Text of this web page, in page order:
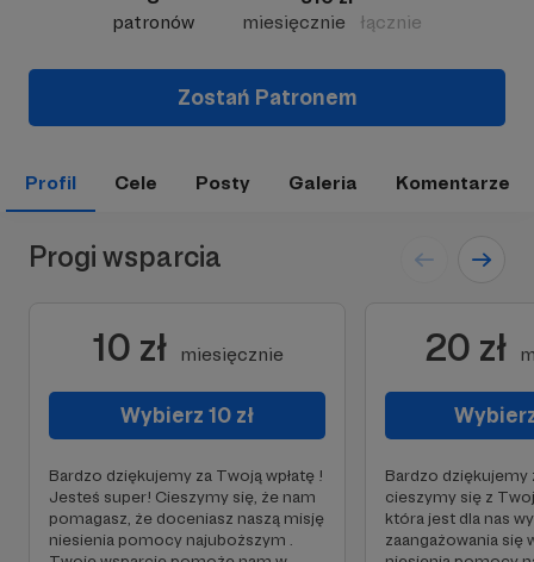
patronów
miesięcznie
łącznie
Zostań Patronem
Profil Cele Posty Galeria Komentarze
Progi wsparcia
10 zł miesięcznie
Wybierz 10 zł
Bardzo dziękujemy za Twoją wpłatę !
Jesteś super! Cieszymy się, że nam
pomagasz, że doceniasz naszą misję
niesienia pomocy najuboższym .
20 zł
Bardzo dziękujemy
cieszymy się z
która jest dla nas
zaangażowania się